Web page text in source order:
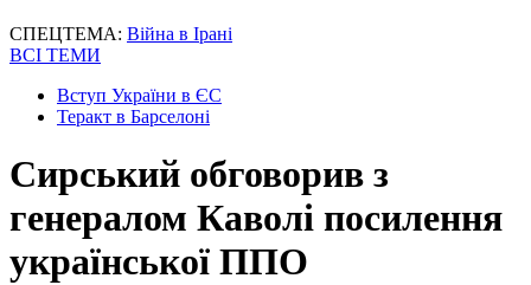
СПЕЦТЕМА: Війна в Ірані
ВСІ ТЕМИ
Вступ України в ЄС
Теракт в Барселоні
Сирський обговорив з
генералом Каволі посилення
української ППО